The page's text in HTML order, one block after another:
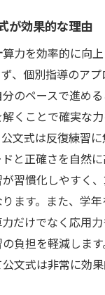
が効果的な理由
力を効率的に向
、個別指導のアプ
のペースで進め
くことで確実な
文式は反復練習
と正確さを自然
習慣化しやすく
ます。また、学
だけでなく応用
負担を軽減します
文式は非常に効果